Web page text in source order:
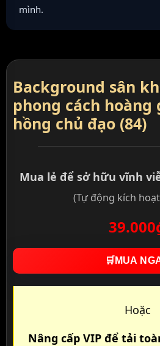
mình.
Background sân
phong cách
hồng chủ đạo (84)
Mua lẻ để sở hữu vĩnh
(Tự động kích
🛒 MUA
Hoặc
Nâng cấp VIP để tải